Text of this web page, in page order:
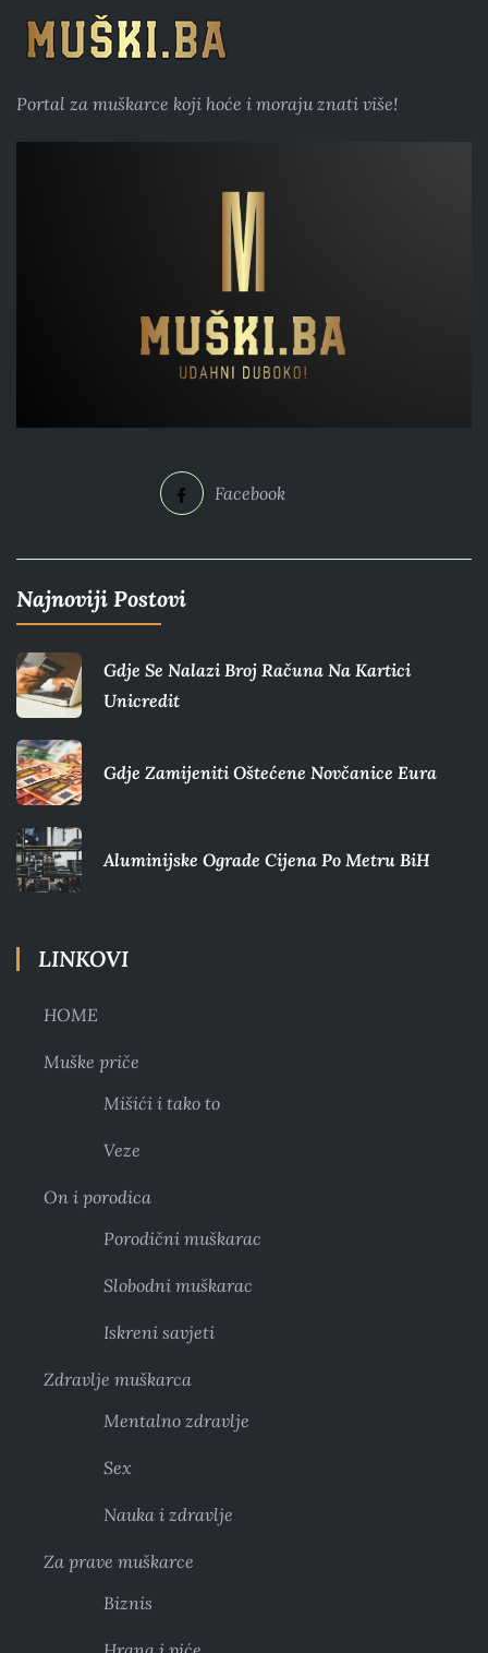
Portal za muškarce koji hoće i moraju znati više!
Facebook
Najnoviji Postovi
Gdje Se Nalazi Broj Računa Na Kartici
Unicredit
Gdje Zamijeniti Oštećene Novčanice Eura​
Aluminijske Ograde Cijena Po Metru BiH
LINKOVI
HOME
Muške priče
Mišići i tako to
Veze
On i porodica
Porodični muškarac
Slobodni muškarac
Iskreni savjeti
Zdravlje muškarca
Mentalno zdravlje
Sex
Nauka i zdravlje
Za prave muškarce
Biznis